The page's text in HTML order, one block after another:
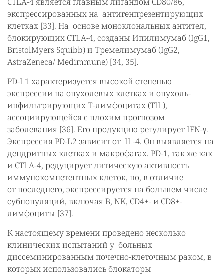
экспрессированных на антигенпрезентирующих
клетках [33]. На основе моноклональных антител,
блокирующих CTLA-4, созданы Ипилимумаб (IgG1,
BristolMyers Squibb) и Тремелимумаб (IgG2,
AstraZeneca/ Medimmune) [34, 35].
PD-L1 характеризуется высокой степенью
экспрессии на опухолевых клетках и опухоль-
инфильтрирующих Т-лимфоцитах (TIL),
ассоциирующейся с плохим прогнозом
заболевания [36]. Его продукцию регулирует IFN-γ.
Экспрессия PD-L2 зависит от IL-4. Он выявляется на
дендритных клетках и макрофагах. PD-1, так же как
и CTLA-4, редуцирует литическую активность
иммунокомпетентных клеток, но, в отличие
от последнего, экспрессируется на большем числе
субпопуляций, включая B, NK, CD4+- и CD8+-
лимфоциты [37].
К настоящему времени проведено несколько
клинических испытаний у больных
диссеминированным почечно-клеточным раком, в
которых использовались блокаторы